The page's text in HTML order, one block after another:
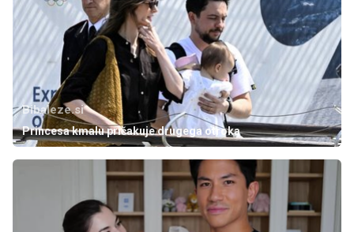
Bibaleze.si
Princesa kmalu pričakuje drugega otroka